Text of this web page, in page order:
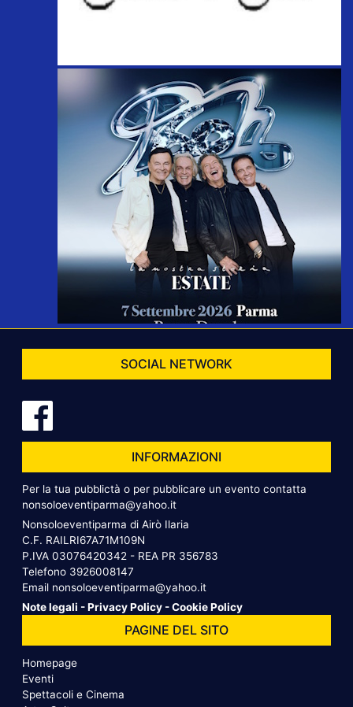
SOCIAL NETWORK
INFORMAZIONI
Per la tua pubblictà o per pubblicare un evento contatta
nonsoloeventiparma@yahoo.it
Nonsoloeventiparma di Airò Ilaria
C.F. RAILRI67A71M109N
P.IVA 03076420342 - REA PR 356783
Telefono 3926008147
Email nonsoloeventiparma@yahoo.it
Note legali -Privacy Policy -Cookie Policy
PAGINE DEL SITO
Homepage
Eventi
Spettacoli e Cinema